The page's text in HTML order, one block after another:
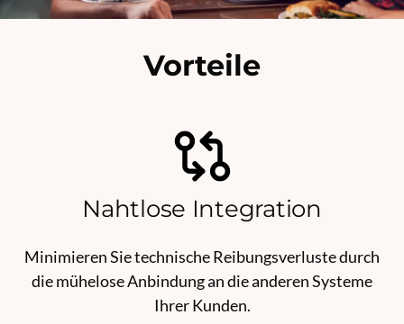
Vorteile
Nahtlose Integration
Minimieren Sie technische Reibungsverluste durch
die mühelose Anbindung an die anderen Systeme
Ihrer Kunden.